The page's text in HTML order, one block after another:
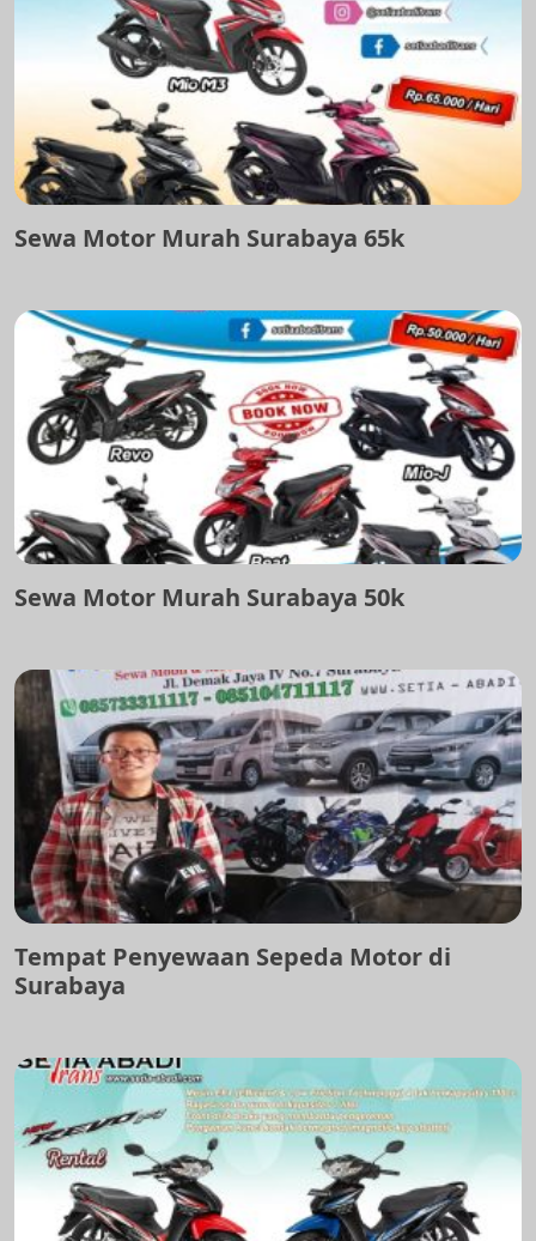
Sewa Motor Murah Surabaya 65k
Sewa Motor Murah Surabaya 50k
Tempat Penyewaan Sepeda Motor di
Surabaya